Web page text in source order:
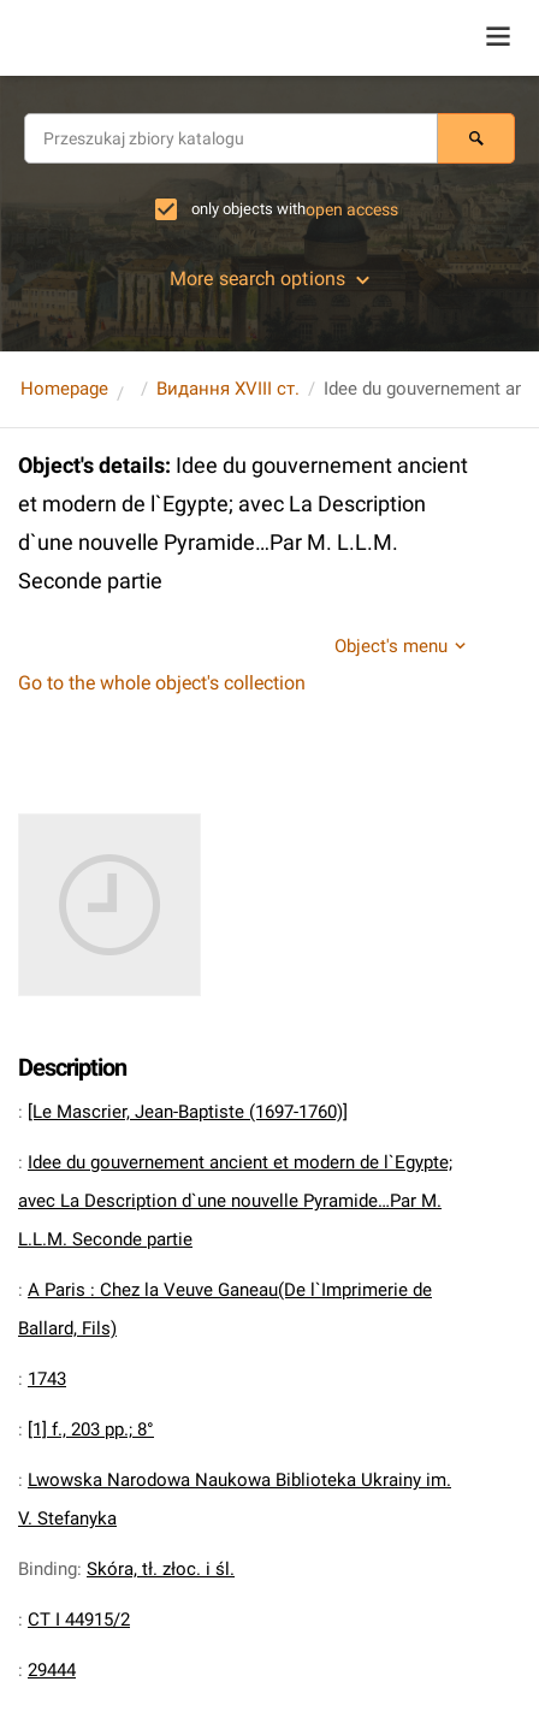
only objects withopen access
More search options
Homepage Видання XVIII ст.
Object's details: Idee du gouvernement ancient
et modern de l`Egypte; avec La Description
d`une nouvelle Pyramide…Par M. L.L.M.
Seconde partie
Object's menu
Go to the whole object's collection
Description
: [Le Mascrier, Jean-Baptiste (1697-1760)]
: Idee du gouvernement ancient et modern de l`Egypte;
avec La Description d`une nouvelle Pyramide…Par M.
L.L.M. Seconde partie
: A Paris : Chez la Veuve Ganeau(De l`Imprimerie de
Ballard, Fils)
: 1743
: [1] f., 203 pp.; 8°
: Lwowska Narodowa Naukowa Biblioteka Ukrainy im.
V. Stefanyka
Binding: Skóra, tł. złoc. i śl.
: CT I 44915/2
: 29444